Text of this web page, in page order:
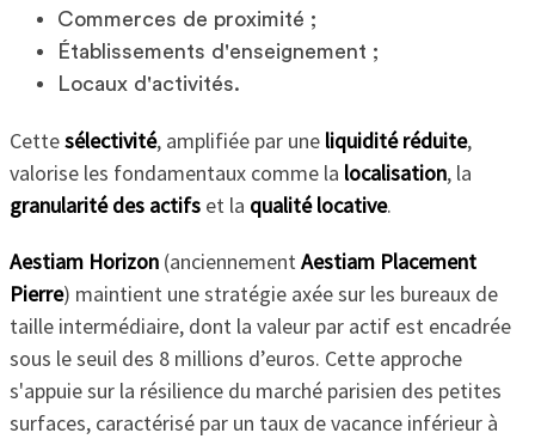
Commerces de proximité ;
Établissements d'enseignement ;
Locaux d'activités.
Cettesélectivité, amplifiée par une liquidité réduite,
valorise les fondamentaux comme la localisation, la
granularité des actifset la qualité locative.
Aestiam Horizon(anciennementAestiam Placement
Pierre) maintient une stratégie axée sur les bureaux de
taille intermédiaire, dont la valeur par actif est encadrée
sous le seuil des 8 millions d’euros. Cette approche
s'appuie sur la résilience du marché parisien des petites
surfaces, caractérisé par un taux de vacance inférieur à